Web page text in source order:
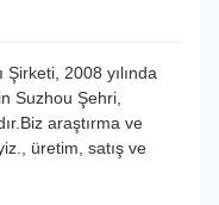
2008 yılında
Suzhou Şehri,
araştırma ve
üretim, satış ve